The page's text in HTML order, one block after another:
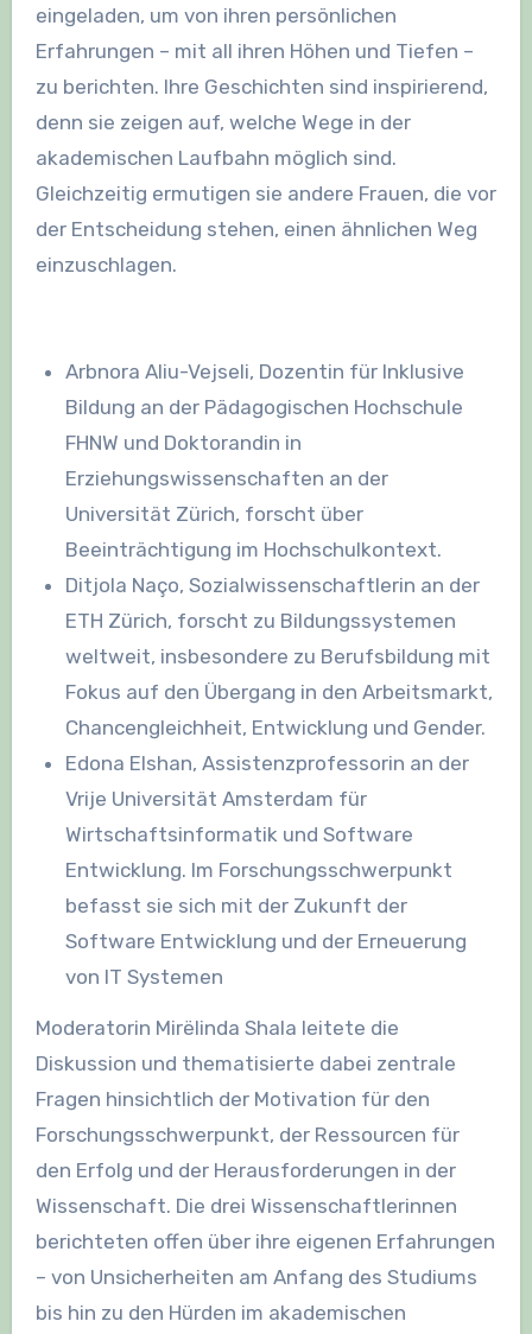
eingeladen, um von ihren persönlichen
Erfahrungen – mit all ihren Höhen und Tiefen –
zu berichten. Ihre Geschichten sind inspirierend,
denn sie zeigen auf, welche Wege in der
akademischen Laufbahn möglich sind.
Gleichzeitig ermutigen sie andere Frauen, die vor
der Entscheidung stehen, einen ähnlichen Weg
einzuschlagen.
Arbnora Aliu-Vejseli, Dozentin für Inklusive
Bildung an der Pädagogischen Hochschule
FHNW und Doktorandin in
Erziehungswissenschaften an der
Universität Zürich, forscht über
Beeinträchtigung im Hochschulkontext.
Ditjola Naço, Sozialwissenschaftlerin an der
ETH Zürich, forscht zu Bildungssystemen
weltweit, insbesondere zu Berufsbildung mit
Fokus auf den Übergang in den Arbeitsmarkt,
Chancengleichheit, Entwicklung und Gender.
Edona Elshan, Assistenzprofessorin an der
Vrije Universität Amsterdam für
Wirtschaftsinformatik und Software
Entwicklung. Im Forschungsschwerpunkt
befasst sie sich mit der Zukunft der
Software Entwicklung und der Erneuerung
von IT Systemen
Moderatorin Mirëlinda Shala leitete die
Diskussion und thematisierte dabei zentrale
Fragen hinsichtlich der Motivation für den
Forschungsschwerpunkt, der Ressourcen für
den Erfolg und der Herausforderungen in der
Wissenschaft. Die drei Wissenschaftlerinnen
berichteten offen über ihre eigenen Erfahrungen
– von Unsicherheiten am Anfang des Studiums
bis hin zu den Hürden im akademischen